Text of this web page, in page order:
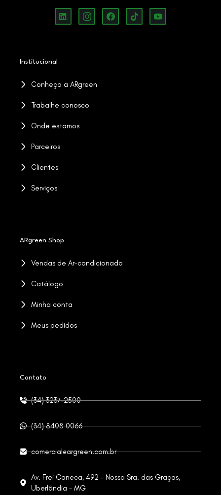
Institucional
Conheça a ARgreen
Trabalhe conosco
Onde estamos
Parceiros
Clientes
Serviços
ARgreen Shop
Vendas de Ar-condicionado
Catálogo
Minha conta
Meus pedidos
Contato
(34) 3237-2500
(34) 8408 0066
comercial@argreen.com.br
Av. Frei Caneca, 492 - Nossa Sra. das Graças,
Uberlândia - MG